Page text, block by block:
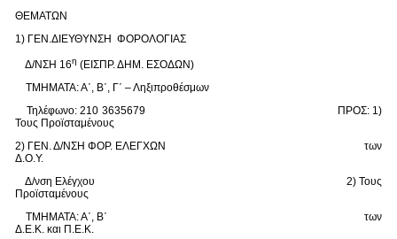
ΘΕΜΑΤΩΝ
1) ΓΕΝ.ΔΙΕΥΘΥΝΣΗ ΦΟΡΟΛΟΓΙΑΣ
Δ/ΝΣΗ 16η (ΕΙΣΠΡ. ΔΗΜ. ΕΣΟΔΩΝ)
TΜΗΜΑΤΑ: Α΄, Β΄, Γ΄ – Ληξιπροθέσμων
Τηλέφωνο: 210 3635679 ΠΡΟΣ: 1)
Τους Προϊσταμένους
2) ΓΕΝ. Δ/ΝΣΗ ΦΟΡ. ΕΛΕΓΧΩΝ των
Δ.Ο.Υ.
Δ/νση Ελέγχου 2) Τους
Προϊσταμένους
ΤΜΗΜΑΤΑ: Α΄, Β΄ των
Δ.Ε.Κ. και Π.Ε.Κ.